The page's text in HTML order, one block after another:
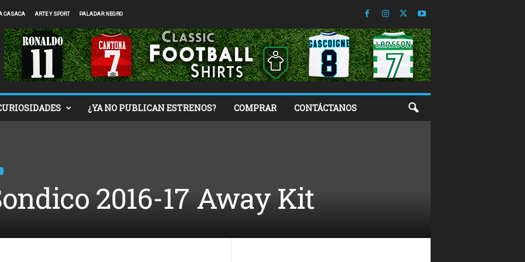
CASACA ARTE Y SPORT PALADAR NEGRO
¿YA NO PUBLICAN ESTRENOS? COMPRAR CONTÁCTANOS
2016-17 Away Kit